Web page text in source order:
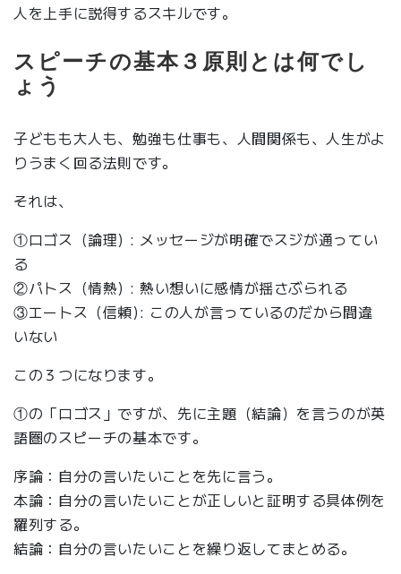
人を上手に説得するスキルです。
スピーチの基本３原則とは何でし
ょう
子どもも大人も、勉強も仕事も、人間関係も、人生がよ
りうまく回る法則です。
それは、
①ロゴス（論理) : メッセージが明確でスジが通ってい
る
②パトス（情熱) : 熱い想いに感情が揺さぶられる
③エートス（信頼): この人が言っているのだから間違
いない
この３つになります。
①の「ロゴス」ですが、先に主題（結論）を言うのが英
語圏のスピーチの基本です。
序論：自分の言いたいことを先に言う。
本論：自分の言いたいことが正しいと証明する具体例を
羅列する。
結論：自分の言いたいことを繰り返してまとめる。